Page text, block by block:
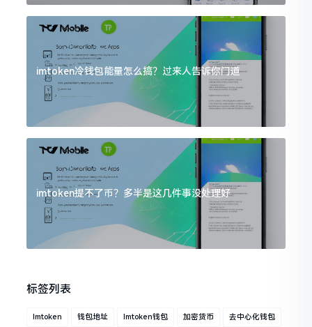
imtoken冷钱包能量怎么搞？过来人告诉你门道
imtoken提不了币？多半是这几件事没处理好
标签列表
Imtoken 钱包地址 Imtoken钱包 加密货币 去中心化钱包